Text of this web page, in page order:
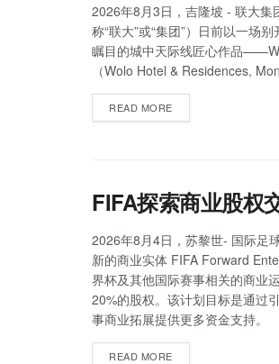
2026年8月3日，吉隆坡 - 联大
称“联大”或“集团”）日前以一场
瞩目的城中天际线匠心作品
（Wolo Hotel & Residences,
READ MORE
FIFA探索商业股权
2026年8月4日，苏黎世- 国际足
新的商业实体 FIFA Forward
界杯及其他国际赛事相关的商业
20%的股权。该计划目标是通过
事商业拓展提供更多资金支持。
READ MORE